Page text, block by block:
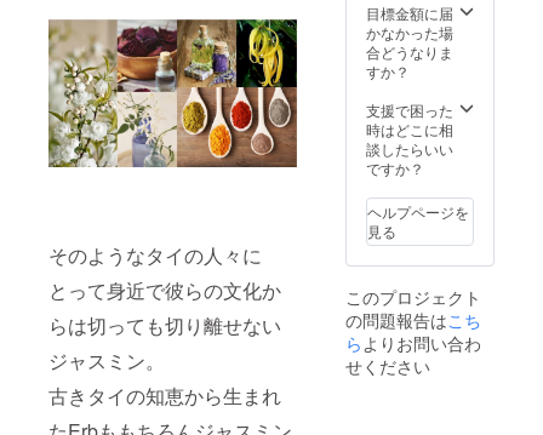
そのようなタイの人々に
とって身近で彼らの文化か
らは切っても切り離せない
ジャスミン。
古きタイの知恵から生まれ
目標金額に届
かなかった場
合どうなりま
すか？
支援で困った
時はどこに相
談したらいい
ですか？
ヘルプページを
見る
このプロジェクト
の問題報告はこち
ら よりお問い合わ
せください